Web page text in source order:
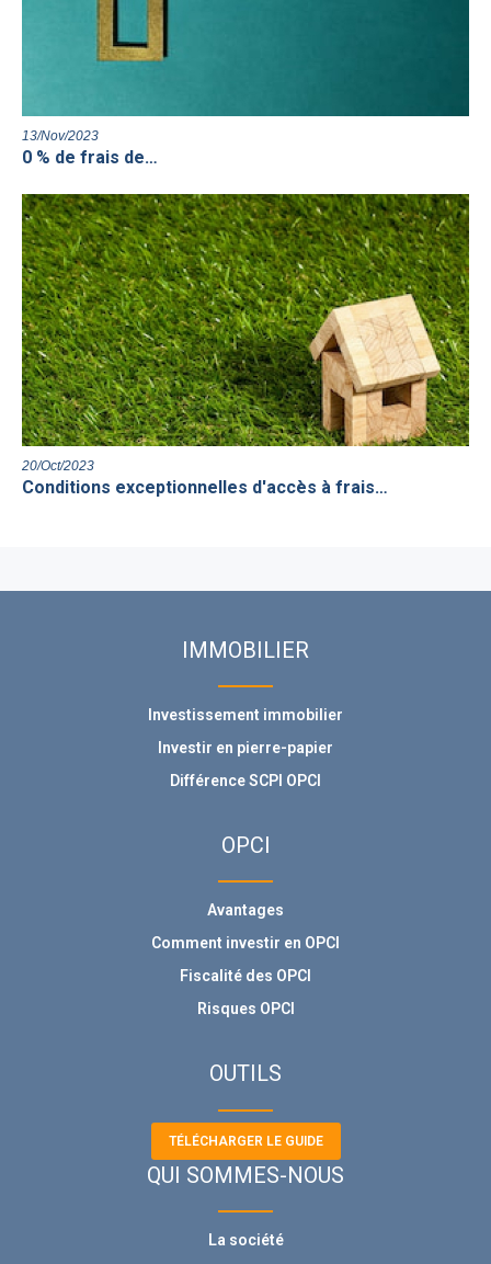
13/Nov/2023
0 % de frais de…
20/Oct/2023
Conditions exceptionnelles d'accès à frais…
IMMOBILIER
Investissement immobilier
Investir en pierre-papier
Différence SCPI OPCI
OPCI
Avantages
Comment investir en OPCI
Fiscalité des OPCI
Risques OPCI
OUTILS
TÉLÉCHARGER LE GUIDE
QUI SOMMES-NOUS
La société